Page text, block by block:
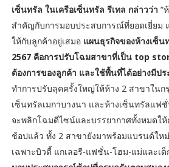
เซ็นทรัล ในเครือเซ็นทรัล รีเทล กล่าวว่า “
สำคัญกับการมอบประสบการณ์ที่ยอดเยี่ยม
ให้กับลูกค้าอยู่เสมอ แผนธุรกิจของห้างเซ็
2567 คือการปรับโฉมสาขาที่เป็น top
ต้องการของลูกค้า และใช้พื้นที่ได้อย่างมีป
ทำการปรับลุคครั้งใหญ่ให้ห้าง 2 สาขาในก
เซ็นทรัลเมกาบางนา และห้างเซ็นทรัลแฟ
จะพลิกโฉมดีไซน์และบรรยากาศทั้งหมดใ
ช้อปแล้ว ทั้ง 2 สาขายังมาพร้อมแบรนด์ให
เฉพาะบิวตี้ แกเลอรี-แฟชั่น-โฮม-แม่และเด็